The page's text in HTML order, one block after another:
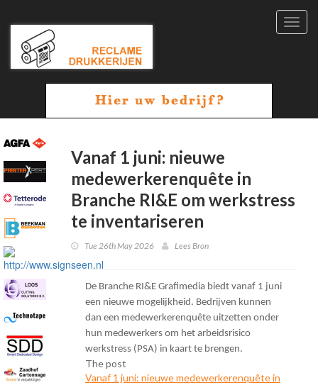
Vanaf 1 juni: nieuwe
medewerkerenquête in
Branche RI&E om werkstress
te inventariseren
Tue 26th May 2026 Lees Bron
De Branche RI&E Grafimedia biedt vanaf 1 juni
een nieuwe mogelijkheid. Bedrijven kunnen
dan een medewerkerenquête uitzetten onder
hun medewerkers om het arbeidsrisico
werkstress (PSA) in kaart te brengen.
The post
Vanaf 1 juni: nieuwe medewerkerenquête in